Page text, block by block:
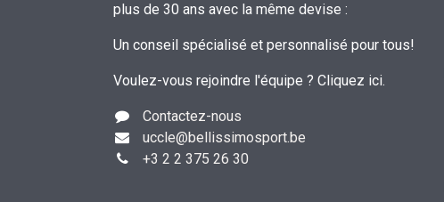
plus de 30 ans avec la même devise :
Un conseil spécialisé et personnalisé pour tous!
Voulez-vous rejoindre l'équipe ? Cliquez ici.
Contactez-nous
uccle@bellissimosport.be
+3 2 2 375 26 30